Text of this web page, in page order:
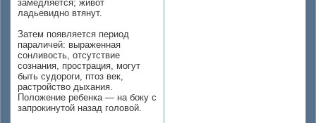
замедляется; живот
ладьевидно втянут.
Затем появляется период
параличей: выраженная
сонливость, отсутствие
сознания, прострация, могут
быть судороги, птоз век,
растройство дыхания.
Положение ребенка — на боку с
запрокинутой назад головой.